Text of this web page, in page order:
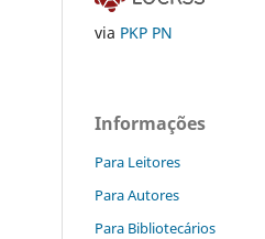
via PKP PN
Informações
Para Leitores
Para Autores
Para Bibliotecários